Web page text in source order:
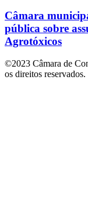
Câmara
pública sobre
Agrotóxicos
©2023 Câmara de
os direitos